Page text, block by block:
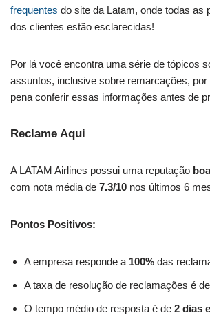
frequentes do site da Latam, onde todas as
dos clientes estão esclarecidas!
Por lá você encontra uma série de tópicos
assuntos, inclusive sobre remarcações,
pena conferir essas informações antes de
Reclame Aqui
A LATAM Airlines possui uma reputação boa
com nota média de 7.3/10 nos últimos 6
Pontos Positivos:
A empresa responde a 100% das
A taxa de resolução de reclamações é de
O tempo médio de resposta é de 2 dias